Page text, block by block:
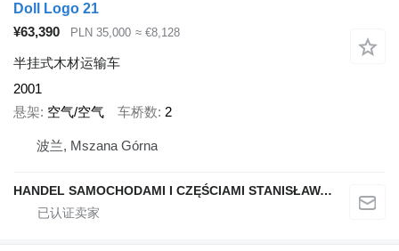
Doll Logo 21
¥63,390
PLN 35,000 ≈ €8,128
半挂式木材运输车
2001
悬架 空气/空气 车桥数 2
波兰, Mszana Górna
HANDEL SAMOCHODAMI I CZĘŚCIAMI STANISŁAWA RAPACZ